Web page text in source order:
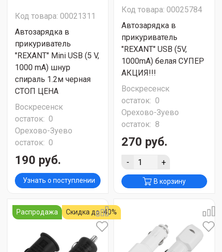
Код товара: 00021311
Автозарядка в
прикуриватель
"REXANT" Mini USB (5 V,
1000 mA) шнур
спираль 1.2м черная
СТОП ЦЕНА
Воскресенск
остаток: 0
Орехово-Зуево
остаток: 0
190 руб.
Узнать о поступлении
Код товара: 00025784
Автозарядка в
прикуриватель
"REXANT" USB (5V,
1000mA) белая СУПЕР
АКЦИЯ!!!
Воскресенск
остаток: 0
Орехово-Зуево
остаток: 8
270 руб.
- +
В корзину
Распродажа Скидка до -40%